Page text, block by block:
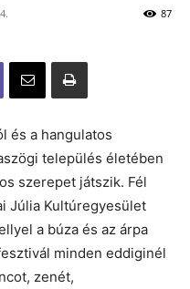
87
és a hangulatos
település életében
szerepet játszik. Fél
Júlia Kultúregyesület
a búza és az árpa
minden eddiginél
zenét,